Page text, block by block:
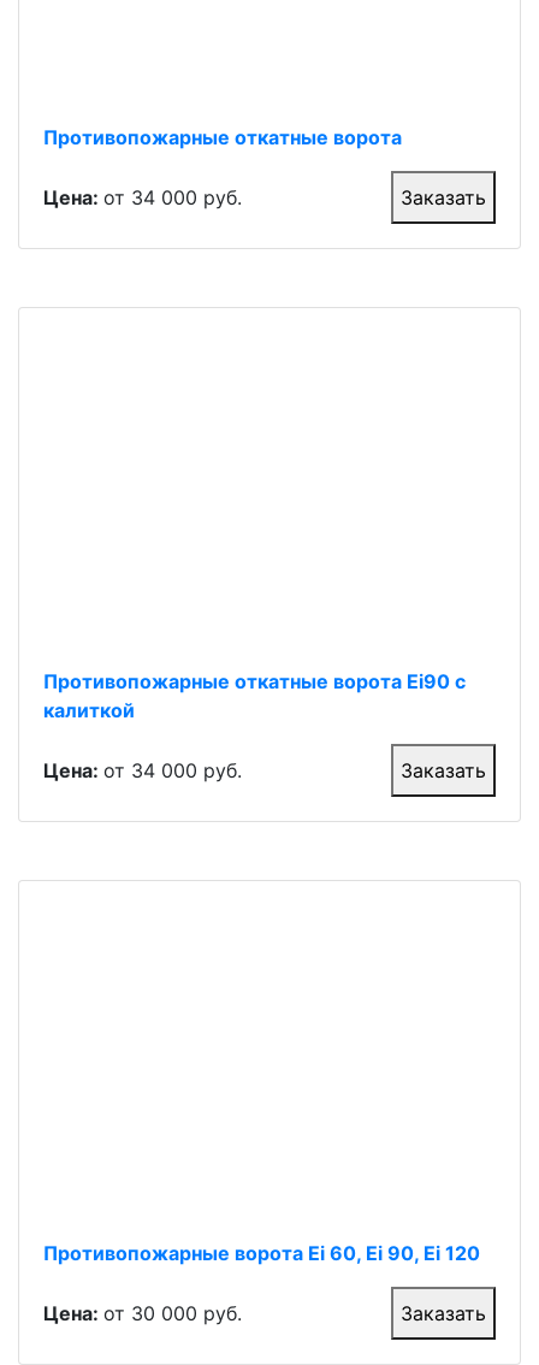
Противопожарные откатные ворота
Цена: от 34 000 руб. Заказать
Противопожарные откатные ворота Ei90 с
калиткой
Цена: от 34 000 руб. Заказать
Противопожарные ворота Ei 60, Ei 90, Ei 120
Цена: от 30 000 руб. Заказать